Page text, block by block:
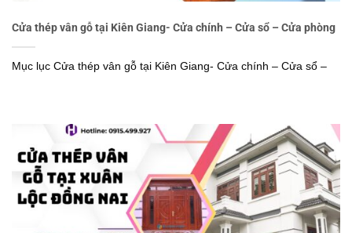
Cửa thép vân gỗ tại Kiên Giang- Cửa chính – Cửa sổ – Cửa phòng
Mục lục Cửa thép vân gỗ tại Kiên Giang- Cửa chính – Cửa sổ –